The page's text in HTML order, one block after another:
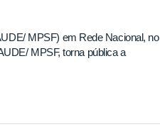
MPSF) em Rede Nacional, no
MPSF, torna pública a